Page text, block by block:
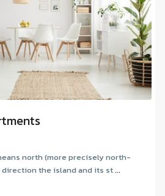
north (more precisely north-
the island and its st...